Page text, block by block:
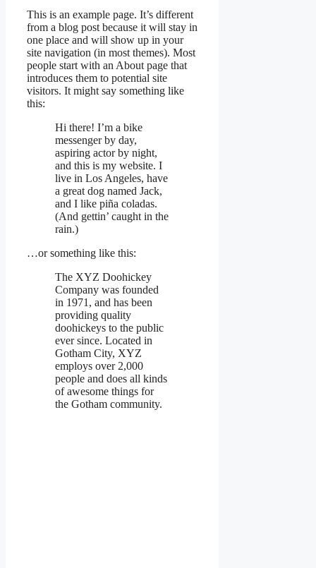
This is an example page. It’s different
from a blog post because it will stay in
one place and will show up in your
site navigation (in most themes). Most
people start with an About page that
introduces them to potential site
visitors. It might say something like
this:
Hi there! I’m a bike
messenger by day,
aspiring actor by night,
and this is my website. I
live in Los Angeles, have
a great dog named Jack,
and I like piña coladas.
(And gettin’ caught in the
rain.)
…or something like this:
The XYZ Doohickey
Company was founded
in 1971, and has been
providing quality
doohickeys to the public
ever since. Located in
Gotham City, XYZ
employs over 2,000
people and does all kinds
of awesome things for
the Gotham community.